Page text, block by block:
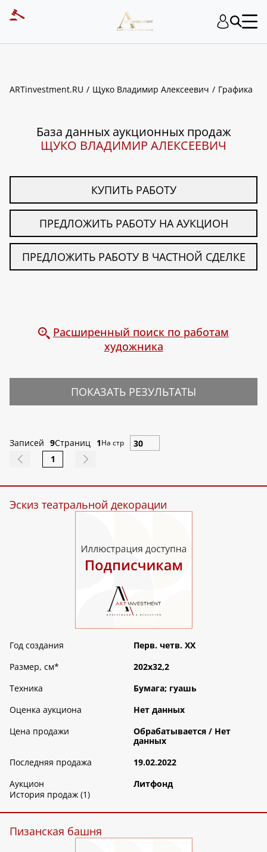
ARTinvestment.RU Щуко Владимир Алексеевич Графика
База данных аукционных продаж
ЩУКО ВЛАДИМИР АЛЕКСЕЕВИЧ
КУПИТЬ РАБОТУ
ПРЕДЛОЖИТЬ РАБОТУ НА АУКЦИОН
ПРЕДЛОЖИТЬ РАБОТУ В ЧАСТНОЙ СДЕЛКЕ
Расширенный поиск по работам
художника
ПОКАЗАТЬ РЕЗУЛЬТАТЫ
Записей 9Страниц 1На стр
1
Эскиз театральной декорации
Год создания
Перв. четв. XX
Размер, см*
202х32,2
Техника
Бумага; гуашь
Оценка аукциона
Нет данных
Цена продажи
Обрабатываетcя / Нет
данных
Последняя продажа
19.02.2022
Аукцион
Литфонд
История продаж (1)
Пизанская башня